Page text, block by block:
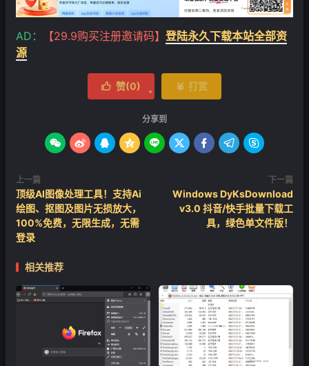
AD： 【29.9购买注册邀请码】 登陆永久下载本站全部资
源
 赞(0)  打赏
分享到
        
上一篇
顶级AI图像处理工具！支持Ai
绘图、抠图及图片无损放大，
100%免费，无限生成，无需
登录
下一篇
Windows DyKsDownload
v3.0 抖音/快手批量下载工
具，绿色单文件版！
相关推荐